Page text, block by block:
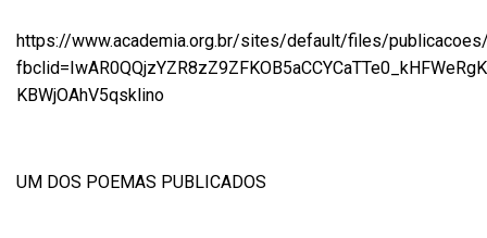
https://www.academia.org.br/sites/default/files/
KBWjOAhV5qsklino
UM DOS POEMAS PUBLICADOS